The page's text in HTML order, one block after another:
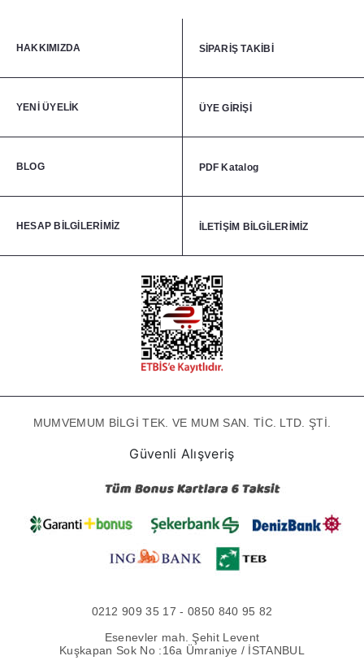
HAKKIMIZDA SİPARİŞ TAKİBİ
YENİ ÜYELİK ÜYE GİRİŞİ
BLOG PDF Katalog
HESAP BİLGİLERİMİZ İLETİŞİM BİLGİLERİMİZ
MUMVEMUM BİLGİ TEK. VE MUM SAN. TİC. LTD. ŞTİ.
Güvenli Alışveriş
0212 909 35 17 - 0850 840 95 82
Esenevler mah. Şehit Levent
Kuşkapan Sok No :16a Ümraniye / İSTANBUL